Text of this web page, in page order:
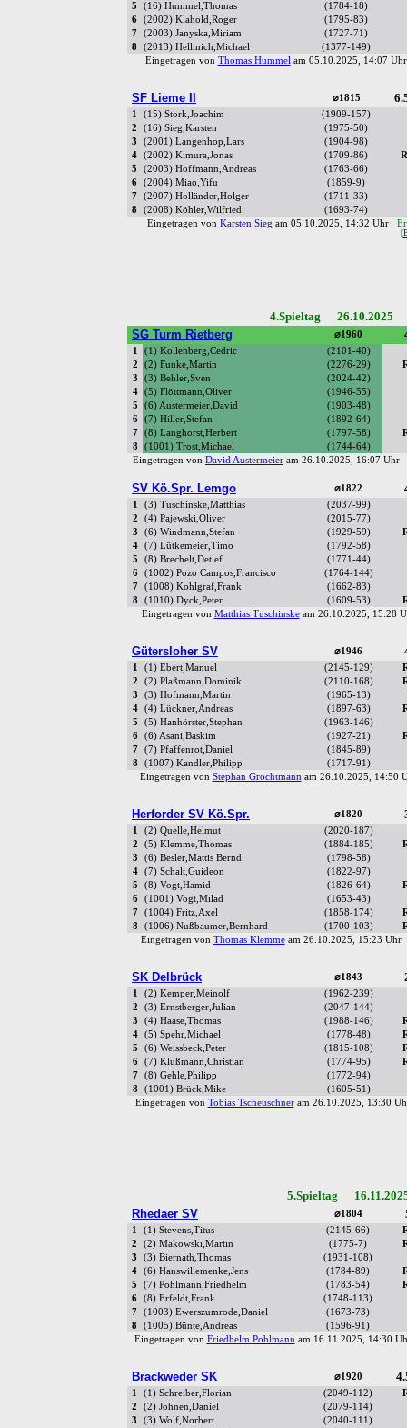
5
(16) Hummel,Thomas (1784-18)
6
(2002) Klahold,Roger (1795-83)
7
(2003) Janyska,Miriam (1727-71)
8
(2013) Hellmich,Michael (1377-149)
Eingetragen von Thomas Hummelam 05.10.2025, 14:07
SF Lieme II ⌀1815
1 (15) Stork,Joachim (1909-157)
2
(16) Sieg,Karsten (1975-50)
3
(2001) Langenhop,Lars (1904-98)
4
(2002) Kimura,Jonas (1709-86)
5
(2003) Hoffmann,Andreas (1763-66)
6
(2004) Miao,Yifu (1859-9)
7
(2007) Holländer,Holger (1711-33)
8
(2008) Köhler,Wilfried (1693-74)
Eingetragen von Karsten Sieg am 05.10.2025, 14:32 Uhr
[
4.Spieltag 26.10.2025
SG Turm Rietberg
⌀1960
1 (1) Kollenberg,Cedric
(2101-40)
2
(2) Funke,Martin (2276-29)
3
(3) Behler,Sven
(2024-42)
4
(5) Flöttmann,Oliver
(1946-55)
5
(6) Austermeier,David
(1903-48)
6
(7) Hiller,Stefan
(1892-64)
7
(8) Langhorst,Herbert (1797-58)
8
(1001) Trost,Michael
(1744-64)
Eingetragen von David Austermeier am 26.10.2025, 16:07 Uhr
SV Kö.Spr. Lemgo ⌀1822
1 (3) Tuschinske,Matthias
(2037-99)
2
(4) Pajewski,Oliver
(2015-77)
3
(6) Windmann,Stefan (1929-59)
4
(7) Lütkemeier,Timo
(1792-58)
5
(8) Brechelt,Detlef
(1771-44)
6
(1002) Pozo Campos,Francisco
(1764-144)
7
(1008) Kohlgraf,Frank
(1662-83)
8
(1010) Dyck,Peter (1609-53)
Eingetragen von Matthias Tuschinskeam 26.10.2025, 15:28
Gütersloher SV ⌀1946
1 (1) Ebert,Manuel (2145-129)
2
(2) Plaßmann,Dominik (2110-168)
3
(3) Hofmann,Martin
(1965-13)
4
(4) Lückner,Andreas (1897-63)
5
(5) Hanhörster,Stephan
(1963-146)
6
(6) Asani,Baskim (1927-21)
7
(7) Pfaffenrot,Daniel
(1845-89)
8
(1007) Kandler,Philipp
(1717-91)
Eingetragen von Stephan Grochtmannam 26.10.2025, 14:50
Herforder SV Kö.Spr. ⌀1820
1 (2) Quelle,Helmut
(2020-187)
2
(5) Klemme,Thomas (1884-185)
3
(6) Besler,Mattis Bernd
(1798-58)
4
(7) Schalt,Guideon
(1822-97)
5
(8) Vogt,Hamid (1826-64)
6
(1001) Vogt,Milad
(1653-43)
7
(1004) Fritz,Axel (1858-174)
8
(1006) Nußbaumer,Bernhard (1700-103)
Eingetragen von Thomas Klemmeam 26.10.2025, 15:23
SK Delbrück ⌀1843
1 (2) Kemper,Meinolf
(1962-239)
2
(3) Ernstberger,Julian
(2047-144)
3
(4) Haase,Thomas (1988-146)
4
(5) Spehr,Michael (1778-48)
5
(6) Weissbeck,Peter (1815-108)
6
(7) Klußmann,Christian (1774-95)
7
(8) Gehle,Philipp
(1772-94)
8
(1001) Brück,Mike
(1605-51)
Eingetragen von Tobias Tscheuschneram 26.10.2025, 13:30
5.Spieltag
Rhedaer SV
⌀1804
1 (1) Stevens,Titus (2145-66)
2
(2) Makowski,Martin (1775-7)
3
(3) Biernath,Thomas
(1931-108)
4
(6) Hanswillemenke,Jens (1784-89)
5
(7) Pohlmann,Friedhelm (1783-54)
6
(8) Erfeldt,Frank
(1748-113)
7
(1003) Ewerszumrode,Daniel
(1673-73)
8
(1005) Bünte,Andreas
(1596-91)
Eingetragen von Friedhelm Pohlmannam 16.11.2025, 14:30
Brackweder SK ⌀1920
1 (1) Schreiber,Florian (2049-112)
2
(2) Johnen,Daniel
(2079-114)
3
(3) Wolf,Norbert
(2040-111)